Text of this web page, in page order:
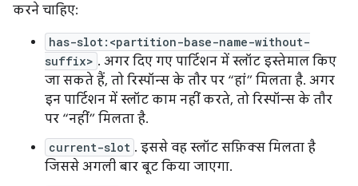
करने चाहिए:
has-slot:<partition-base-name-without-
suffix> . अगर दिए गए पार्टिशन में स्लॉट इस्तेमाल किए
जा सकते हैं, तो रिस्पॉन्स के तौर पर “हां” मिलता है. अगर
इन पार्टिशन में स्लॉट काम नहीं करते, तो रिस्पॉन्स के तौर
पर “नहीं” मिलता है.
current-slot . इससे वह स्लॉट सफ़िक्स मिलता है
जिससे अगली बार बूट किया जाएगा.